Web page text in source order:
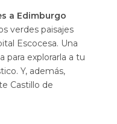
a Edimburgo
verdes paisajes
Escocesa. Una
para explorarla a tu
Y, además,
Castillo de